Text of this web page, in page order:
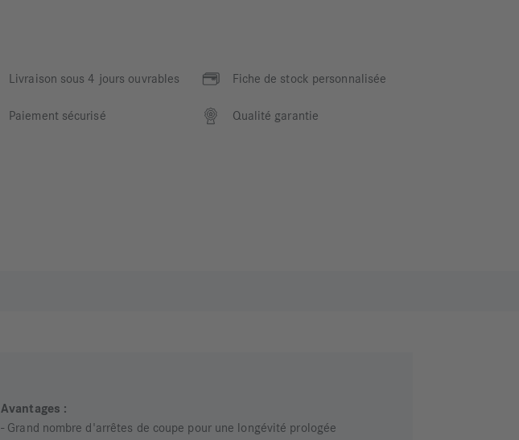
Livraison sous 4 jours ouvrables Fiche de stock personnalisée
Paiement sécurisé Qualité garantie
Avantages :
- Grand nombre d'arrêtes de coupe pour une longévité prologée